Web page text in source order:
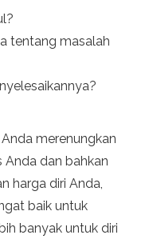
tentang masalah
merenungkan
Anda dan bahkan
harga diri Anda,
baik untuk
banyak untuk diri